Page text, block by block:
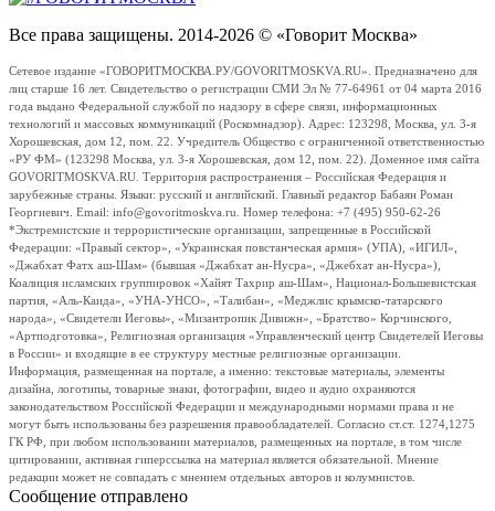
Все права защищены. 2014-2026 © «Говорит Москва»
Сетевое издание «ГОВОРИТМОСКВА.РУ/GOVORITMOSKVA.RU». Предназначено для
лиц старше 16 лет. Свидетельство о регистрации СМИ Эл № 77-64961 от 04 марта 2016
года выдано Федеральной службой по надзору в сфере связи, информационных
технологий и массовых коммуникаций (Роскомнадзор). Адрес: 123298, Москва, ул. 3-я
Хорошевская, дом 12, пом. 22. Учредитель Общество с ограниченной ответственностью
«РУ ФМ» (123298 Москва, ул. 3-я Хорошевская, дом 12, пом. 22). Доменное имя сайта
GOVORITMOSKVA.RU. Территория распространения – Российская Федерация и
зарубежные страны. Языки: русский и английский. Главный редактор Бабаян Роман
Георгиевич. Email: info@govoritmoskva.ru. Номер телефона: +7 (495) 950-62-26
*Экстремистские и террористические организации, запрещенные в Российской
Федерации: «Правый сектор», «Украинская повстанческая армия» (УПА), «ИГИЛ»,
«Джабхат Фатх аш-Шам» (бывшая «Джабхат ан-Нусра», «Джебхат ан-Нусра»),
Коалиция исламских группировок «Хайят Тахрир аш-Шам», Национал-Большевистская
партия, «Аль-Каида», «УНА-УНСО», «Талибан», «Меджлис крымско-татарского
народа», «Свидетели Иеговы», «Мизантропик Дивижн», «Братство» Корчинского,
«Артподготовка», Религиозная организация «Управленческий центр Свидетелей Иеговы
в России» и входящие в ее структуру местные религиозные организации.
Информация, размещенная на портале, а именно: текстовые материалы, элементы
дизайна, логотипы, товарные знаки, фотографии, видео и аудио охраняются
законодательством Российской Федерации и международными нормами права и не
могут быть использованы без разрешения правообладателей. Согласно ст.ст. 1274,1275
ГК РФ, при любом использовании материалов, размещенных на портале, в том числе
цитировании, активная гиперссылка на материал является обязательной. Мнение
редакции может не совпадать с мнением отдельных авторов и колумнистов.
Сообщение отправлено